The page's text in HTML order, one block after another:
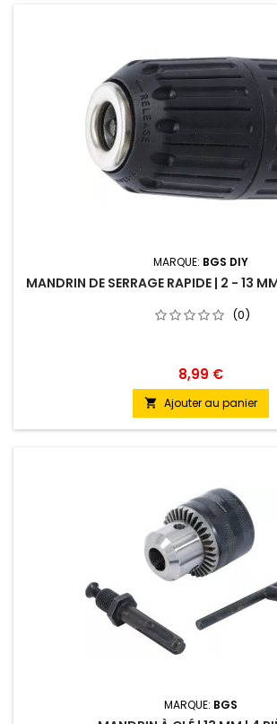
MARQUE: BGS DIY
MANDRIN DE SERRAGE RAPIDE | 2 - 13
(0)
8,99 €
 Ajouter au panier
MARQUE: BGS